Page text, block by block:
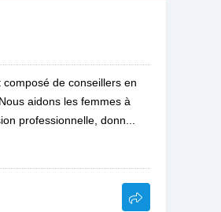
de conseillers en
aidons les femmes à
professionnelle, donn...